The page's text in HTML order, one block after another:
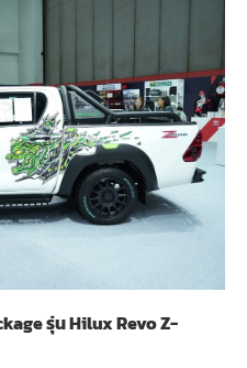
รุ่นHilux Revo Z-